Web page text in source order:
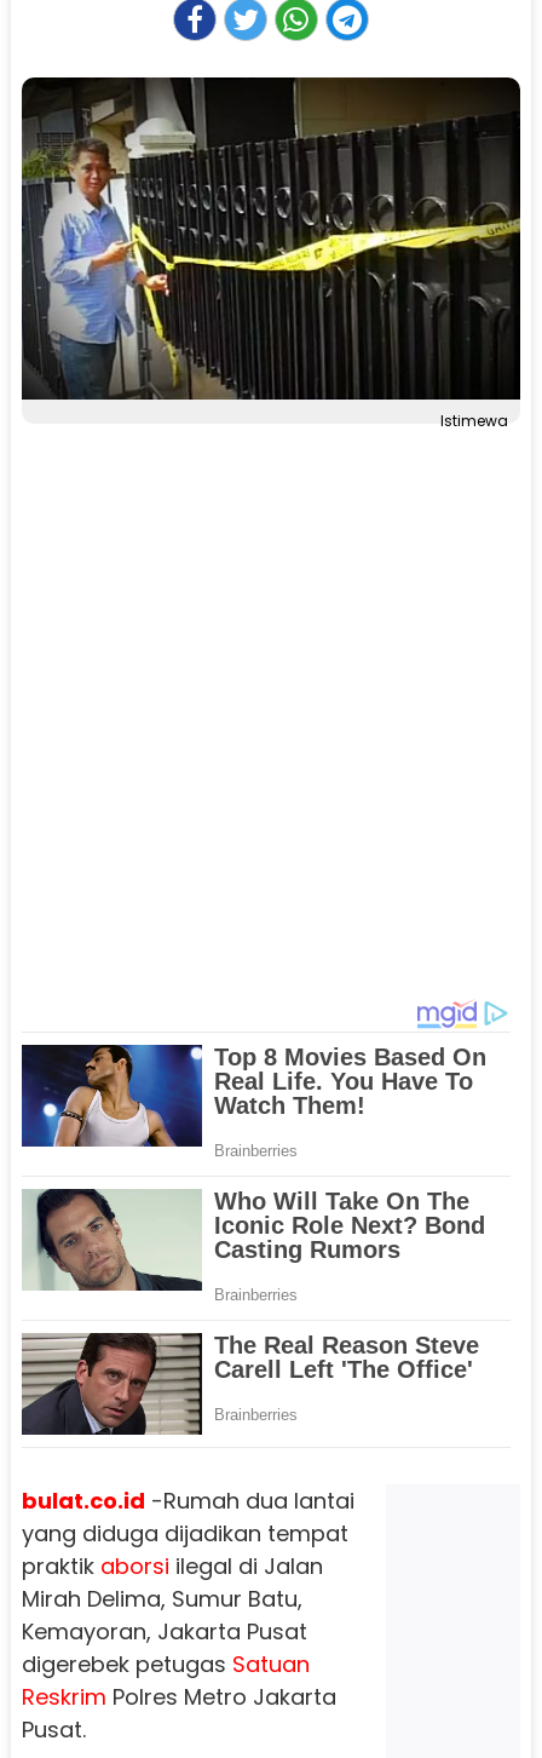
Istimewa
bulat.co.id -Rumah dua lantai
yang diduga dijadikan tempat
praktik aborsi ilegal di Jalan
Mirah Delima, Sumur Batu,
Kemayoran, Jakarta Pusat
digerebek petugas Satuan
Reskrim Polres Metro Jakarta
Pusat.